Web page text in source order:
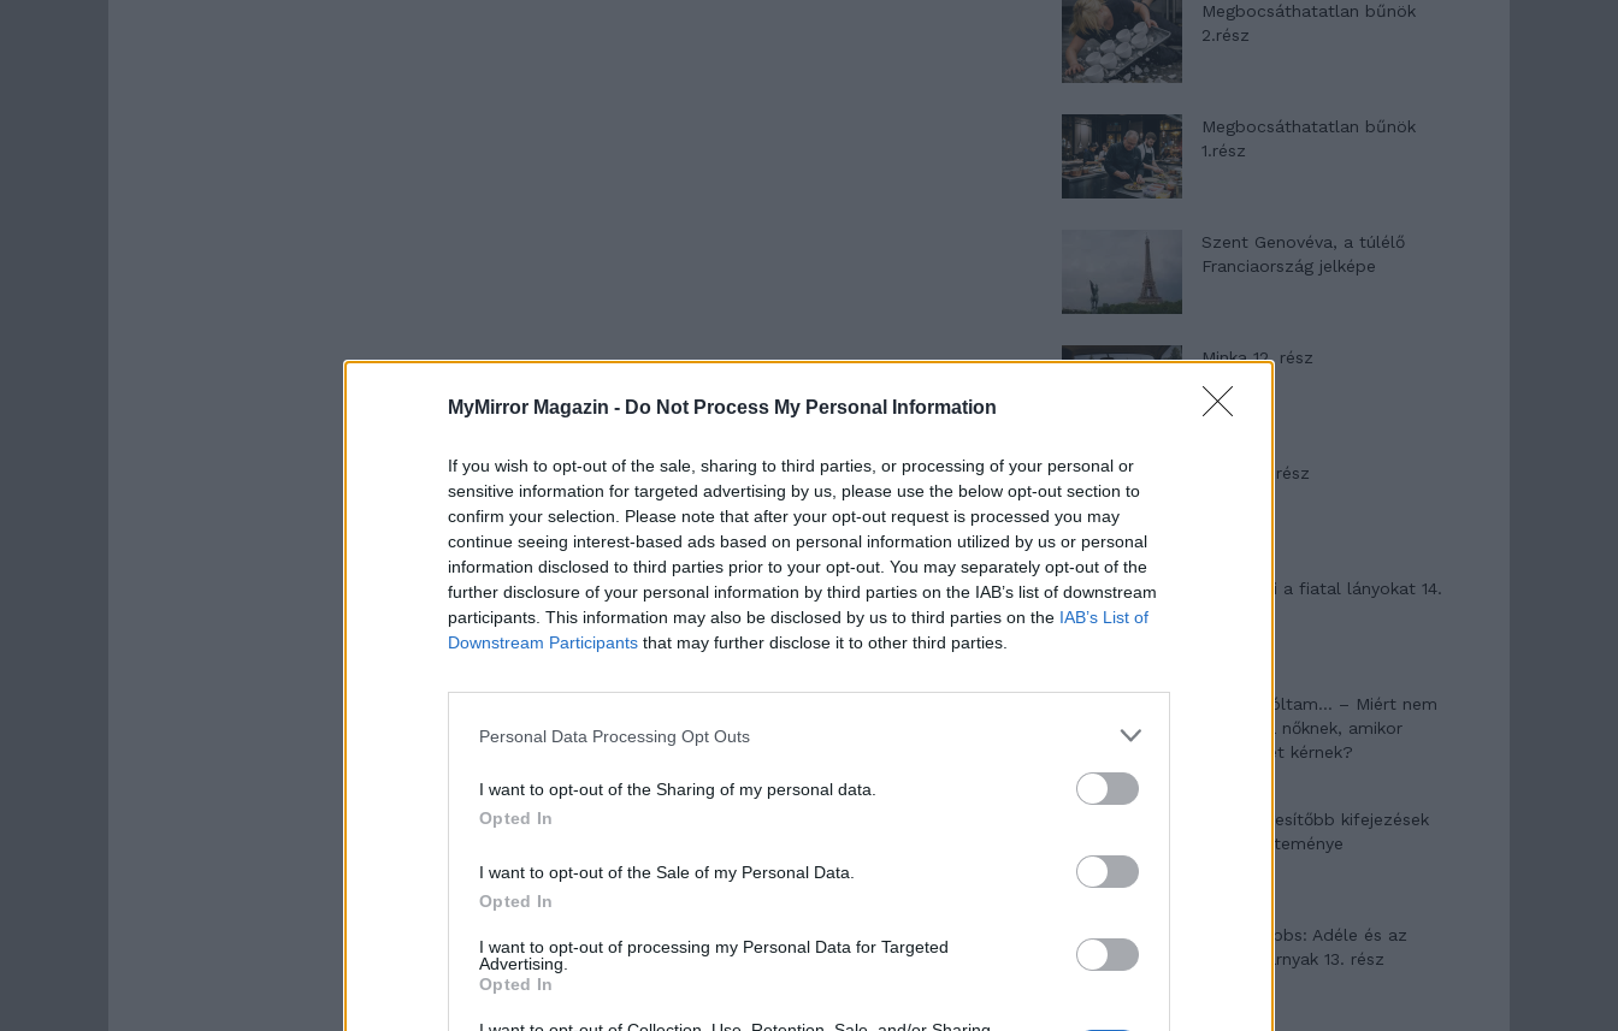
MyMirror Magazin - Do Not Process My Personal Information
If you wish to opt-out of the sale, sharing to third parties, or processing of your personal or
sensitive information for targeted advertising by us, please use the below opt-out section to
confirm your selection. Please note that after your opt-out request is processed you may
continue seeing interest-based ads based on personal information utilized by us or personal
information disclosed to third parties prior to your opt-out. You may separately opt-out of the
further disclosure of your personal information by third parties on the IAB’s list of downstream
participants. This information may also be disclosed by us to third parties on the IAB’s List of
Downstream Participants that may further disclose it to other third parties.
Personal Data Processing Opt Outs
I want to opt-out of the Sharing of my personal data.
Opted In
I want to opt-out of the Sale of my Personal Data.
Opted In
I want to opt-out of processing my Personal Data for Targeted
Advertising.
Opted In
Megbocsáthatatlan bűnök
2.rész
Megbocsáthatatlan bűnök
1.rész
Szent Genovéva, a túlélő
Franciaország jelképe
Minka 12. rész
Minka 11. rész
T. szereti a fiatal lányokat 14.
Pedig szóltam… – Miért nem
hiszünk a nőknek, amikor
segítséget kérnek?
A legidegesítőbb kifejezések
laza gyűjteménye
Elyna Robbs: Adéle és az
örökölt árnyak 13. rész